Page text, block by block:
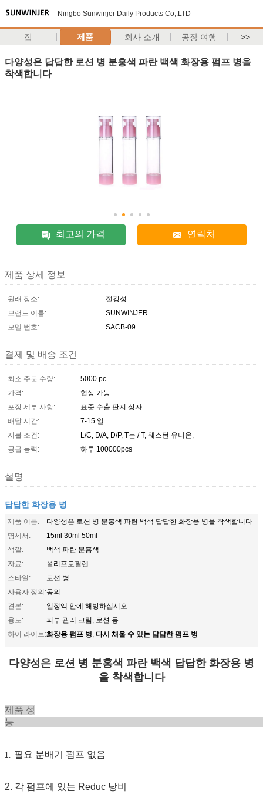
Ningbo Sunwinjer Daily Products Co,.LTD
집 제품 회사 소개 공장 여행 >>
다양성은 답답한 로션 병 분홍색 파란 백색 화장용 펌프 병을
착색합니다
최고의 가격 연락처
제품 상세 정보
원래 장소:
절강성
브랜드 이름:
SUNWINJER
모델 번호:
SACB-09
결제 및 배송 조건
최소 주문 수량:
5000 pc
가격:
협상 가능
포장 세부 사항:
표준 수출 판지 상자
배달 시간:
7-15 일
지불 조건:
L/C, D/A, D/P, T는 / T, 웨스턴 유니온,
공급 능력:
하루 100000pcs
설명
답답한 화장용 병
제품 이름:
다양성은 로션 병 분홍색 파란 백색 답답한 화장용 병을 착색합니다
명세서:
15ml 30ml 50ml
색깔:
백색 파란 분홍색
자료:
폴리프로필렌
스타일:
로션 병
사용자 정의:동의
견본:
일정액 안에 해방하십시오
용도:
피부 관리 크림, 로션 등
하이 라이트:화장용 펌프 병, 다시 채울 수 있는 답답한 펌프 병
다양성은 로션 병 분홍색 파란 백색 답답한 화장용 병
을 착색합니다
제품 성
1. 필요 분배기 펌프 없음
2. 각 펌프에 있는 Reduc 낭비